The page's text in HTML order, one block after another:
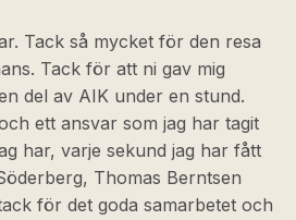
Tack så mycket för den resa
Tack för att ni gav mig
del av AIK under en stund.
ett ansvar som jag har tagit
har, varje sekund jag har fått
Thomas Berntsen
för det goda samarbetet och